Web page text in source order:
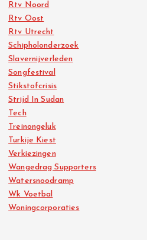
Rtv Noord
Rtv Oost
Rtv Utrecht
Schipholonderzoek
Slavernijverleden
Songfestival
Stikstofcrisis
Strijd In Sudan
Tech
Treinongeluk
Turkije Kiest
Verkiezingen
Wangedrag Supporters
Watersnoodramp
Wk Voetbal
Woningcorporaties